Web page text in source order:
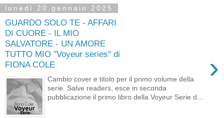
lunedì 20 gennaio 2025
GUARDO SOLO TE - AFFARI
DI CUORE - IL MIO
SALVATORE - UN AMORE
TUTTO MIO "Voyeur series" di
FIONA COLE
›
Cambio cover e titolo per il primo volume della
serie. Salve readers, esce in seconda
pubblicazione il primo libro della Voyeur Serie d...